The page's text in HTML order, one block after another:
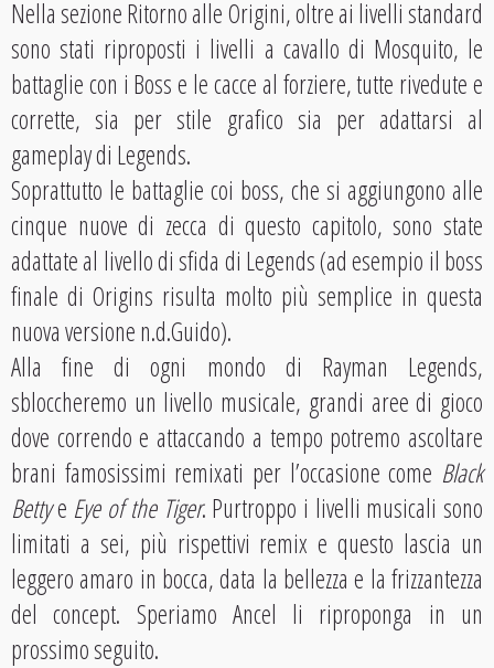
Nella sezione Ritorno alle Origini, oltre ai livelli standard
sono stati riproposti i livelli a cavallo di Mosquito, le
battaglie con i Boss e le cacce al forziere, tutte rivedute e
corrette, sia per stile grafico sia per adattarsi al
gameplay di Legends.
Soprattutto le battaglie coi boss, che si aggiungono alle
cinque nuove di zecca di questo capitolo, sono state
adattate al livello di sfida di Legends (ad esempio il boss
finale di Origins risulta molto più semplice in questa
nuova versione n.d.Guido).
Alla fine di ogni mondo di Rayman Legends,
sbloccheremo un livello musicale, grandi aree di gioco
dove correndo e attaccando a tempo potremo ascoltare
brani famosissimi remixati per l’occasione come Black
Bettye Eye of the Tiger. Purtroppo i livelli musicali sono
limitati a sei, più rispettivi remix e questo lascia un
leggero amaro in bocca, data la bellezza e la frizzantezza
del concept. Speriamo Ancel li riproponga in un
prossimo seguito.